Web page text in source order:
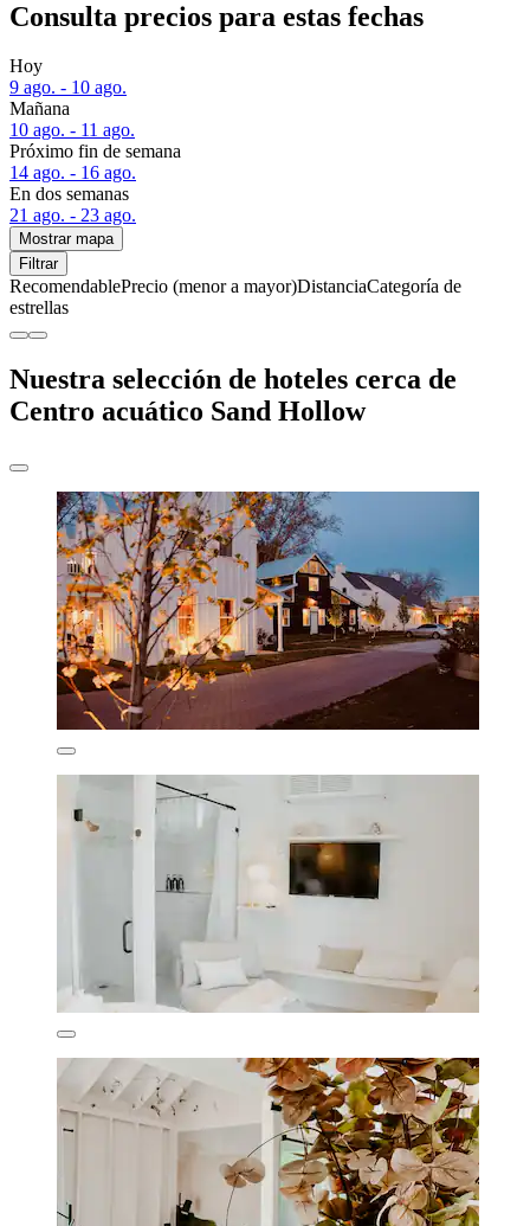
Consulta precios para estas fechas
Hoy
9 ago. - 10 ago.
Mañana
10 ago. - 11 ago.
Próximo fin de semana
14 ago. - 16 ago.
En dos semanas
21 ago. - 23 ago.
Mostrar mapa
Filtrar
RecomendablePrecio (menor a mayor)DistanciaCategoría de
estrellas
Nuestra selección de hoteles cerca de
Centro acuático Sand Hollow